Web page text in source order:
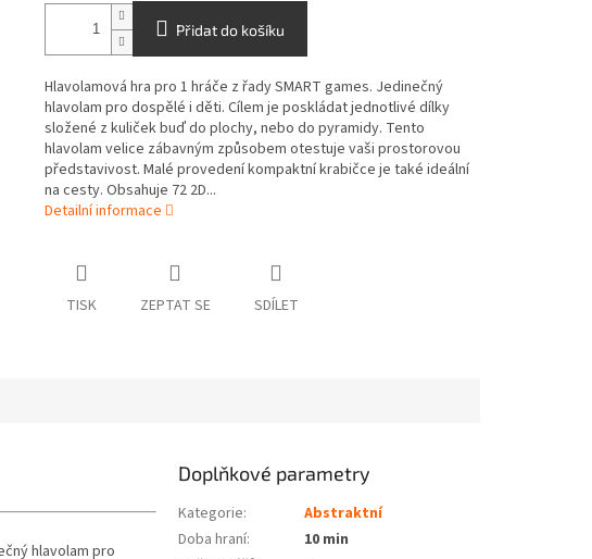
Přidat do košíku
Hlavolamová hra pro 1 hráče z řady SMART games. Jedinečný
hlavolam pro dospělé i děti. Cílem je poskládat jednotlivé dílky
složené z kuliček buď do plochy, nebo do pyramidy. Tento
hlavolam velice zábavným způsobem otestuje vaši prostorovou
představivost. Malé provedení kompaktní krabičce je také ideální
na cesty. Obsahuje 72 2D...
Detailní informace
TISK ZEPTAT SE SDÍLET
hlavolam pro
Doplňkové parametry
Kategorie:
Abstraktní
Doba hraní:
10 min